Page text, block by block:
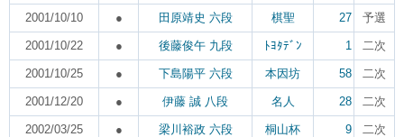
2001/10/10 ● 田原靖史 六段 棋聖 27 予選
2001/10/22 ● 後藤俊午 九段 ﾄﾖﾀﾃﾞﾝ 1 二次
2001/10/25 ● 下島陽平 六段 本因坊 58 二次
2001/12/20 ● 伊藤 誠 八段 名人 28 二次
2002/03/25 ● 梁川裕政 六段 桐山杯 9 二次